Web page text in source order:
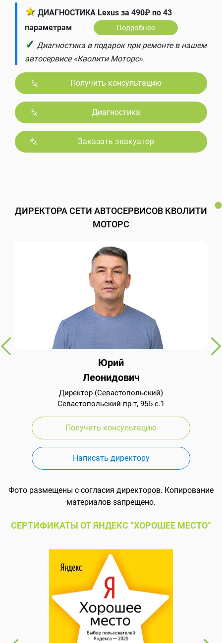
★ ДИАГНОСТИКА Lexus за 490₽ по 43
параметрам
Подробнее
✓ Диагностика в подарок при ремонте в нашем
автосервисе «Кволити Моторс».
Получить консультацию
Диагностика
Заказать эвакуатор
ДИРЕКТОРА СЕТИ АВТОСЕРВИСОВ КВОЛИТИ
МОТОРС
Юрий
Леонидович
Директор (Севастопольский)
Севастопольский пр-т, 95Б с.1
Получить консультацию
Написать директору
Фото размещены с согласия директоров. Копирование
материалов запрещено.
СЕРТИФИКАТЫ ОТ ЯНДЕКС “ХОРОШЕЕ МЕСТО”